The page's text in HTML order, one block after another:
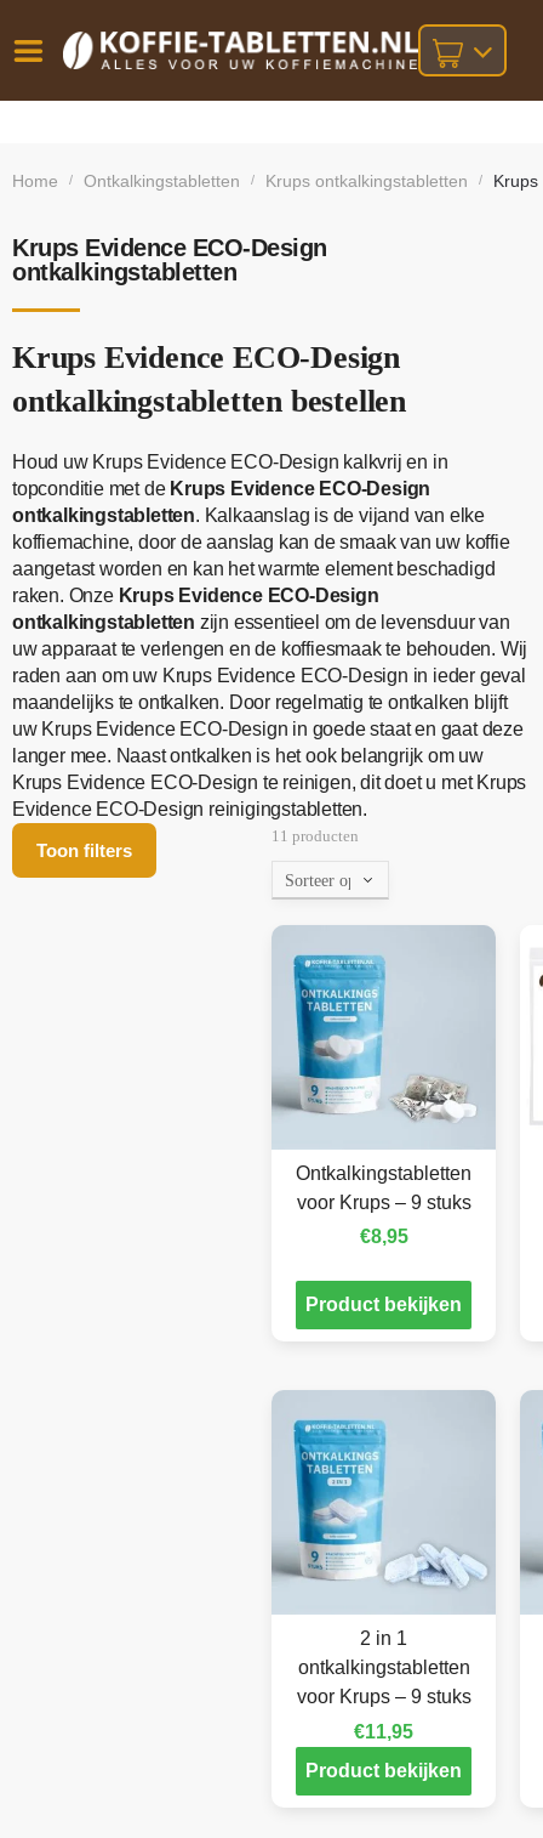
besteld,
bij orders
Home / Ontkalkingstabletten / Krups ontkalkingstabletten / Krups
Krups Evidence ECO-Design
ontkalkingstabletten
Krups Evidence ECO-Design
ontkalkingstabletten bestellen
Houd uw Krups Evidence ECO-Design kalkvrij en in
topconditie met de Krups Evidence ECO-Design
ontkalkingstabletten. Kalkaanslag is de vijand van elke
koffiemachine, door de aanslag kan de smaak van uw koffie
aangetast worden en kan het warmte element beschadigd
raken. Onze Krups Evidence ECO-Design
ontkalkingstabletten zijn essentieel om de levensduur van
uw apparaat te verlengen en de koffiesmaak te behouden. Wij
raden aan om uw Krups Evidence ECO-Design in ieder geval
maandelijks te ontkalken. Door regelmatig te ontkalken blijft
uw Krups Evidence ECO-Design in goede staat en gaat deze
langer mee. Naast ontkalken is het ook belangrijk om uw
Krups Evidence ECO-Design te reinigen, dit doet u met Krups
Evidence ECO-Design reinigingstabletten.
Toon filters
11 producten
Ontkalkingstabletten
voor Krups – 9 stuks
€8,95
Product bekijken
2 in 1
ontkalkingstabletten
voor Krups – 9 stuks
€11,95
Product bekijken